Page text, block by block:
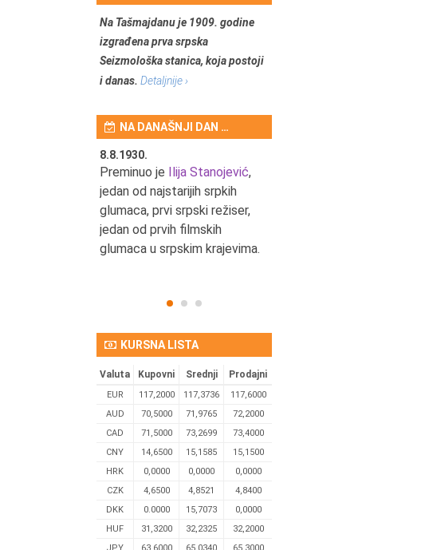
Na Tašmajdanu je 1909. godine
izgrađena prva srpska
Seizmološka stanica, koja postoji
i danas. Detaljnije ›
NA DANAŠNJI DAN …
8.8.1930.
Preminuo je Ilija Stanojević,
jedan od najstarijih srpkih
glumaca, prvi srpski režiser,
jedan od prvih filmskih
glumaca u srpskim krajevima.
KURSNA LISTA
Valuta Kupovni Srednji Prodajni
EUR 117,2000 117,3736
117,6000
AUD
70,5000 71,9765
72,2000
CAD
71,5000 73,2699
73,4000
CNY
14,6500 15,1585
15,1500
HRK
0,0000 0,0000
0,0000
CZK
4,6500 4,8521
4,8400
DKK
0.0000 15,7073
0,0000
HUF
31,3200 32,2325
32,2000
JPY
63,6000 65,0340 65,3000